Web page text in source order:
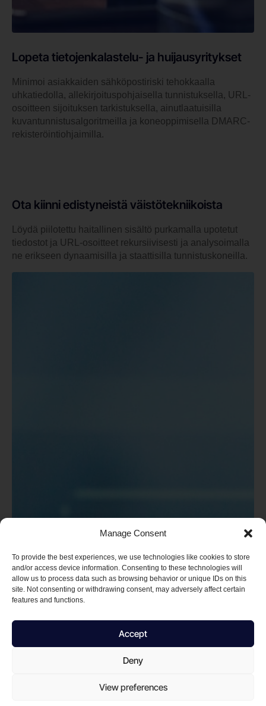
Manage Consent
To provide the best experiences, we use technologies like cookies to store
and/or access device information. Consenting to these technologies will
allow us to process data such as browsing behavior or unique IDs on this
site. Not consenting or withdrawing consent, may adversely affect certain
features and functions.
Accept
Deny
View preferences
Lopeta tietojenkalastelu- ja huijausyritykset
Minimoi asiakkaiden sähköpostiriski tehokkaalla
uhkatiedolla, allekirjoituspohjaisella tunnistuksella, URL-
osoitteen sijoituksen tarkistuksella, ainutlaatuisilla
kuvantunnistusalgoritmeilla ja koneoppimisella DMARC-
rekisteröintiohjaimilla.
Ota kiinni edistyneistä väistötekniikoista
Löydä piilotettu haitallinen sisältö purkamalla upotetut
tiedostot ja URL-osoitteet rekursiivisesti ja analysoimalla
ne erikseen dynaamisilla ja staattisilla tunnistuskoneilla.